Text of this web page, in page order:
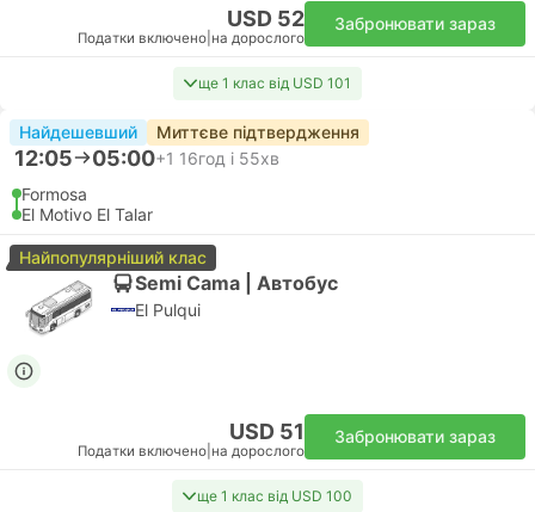
USD 52
Податки включено на дорослого
Забронювати зараз
ще 1 клас від USD 101
Найдешевший Миттєве підтвердження
12:05 05:00+1 16год і 55хв
Formosa
El Motivo El Talar
Найпопулярніший клас
Semi Cama | Автобус
El Pulqui
USD 51
Податки включено на дорослого
Забронювати зараз
ще 1 клас від USD 100